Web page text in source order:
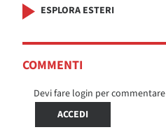
ESPLORA ESTERI
COMMENTI
Devi fare login per commentare
ACCEDI